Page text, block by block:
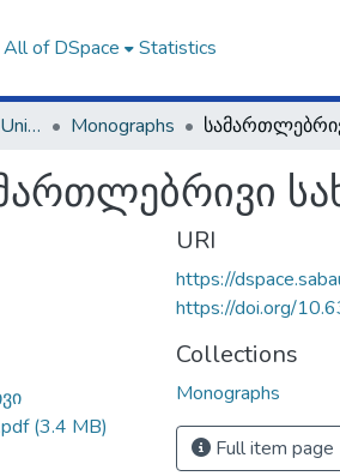
All of DSpace Statistics
Sulkhan-Saba Orbeliani University Monographs
(3.4 MB)
URI
https://
https://doi.org/
Collections
Monographs
Full item page